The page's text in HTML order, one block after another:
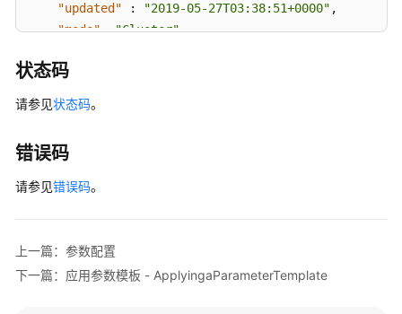
"updated"
: "2019-05-27T03:38:51+0000" ,
"mode": "Cluster",
} ]
状态码
请参见状态码。
错误码
请参见错误码。
上一篇：参数配置
下一篇：应用参数模板 - ApplyingaParameterTemplate